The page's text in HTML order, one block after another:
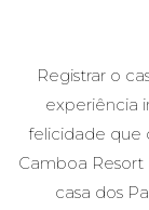
Registrar o
experiência
felicidade que
Camboa
casa dos